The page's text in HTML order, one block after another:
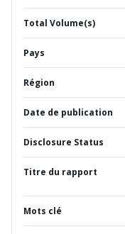
Total Volume(s)
Pays
Région
Date de publication
Disclosure Status
Titre du rapport
Mots clé